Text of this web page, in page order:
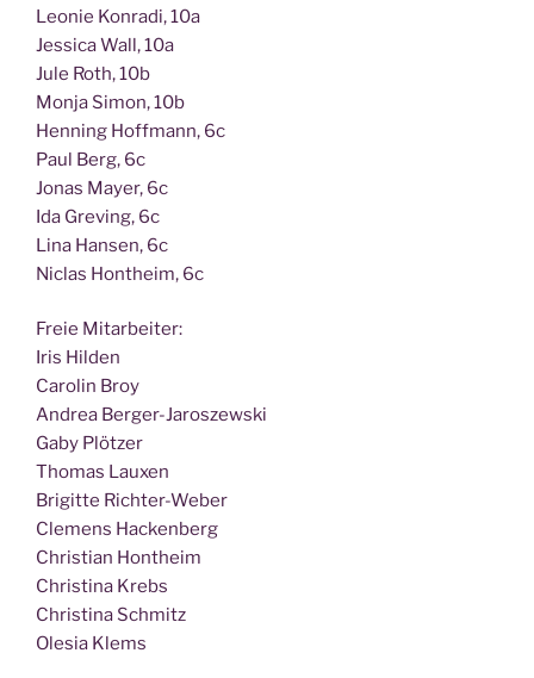
Leo­nie Kon­ra­di, 10a
Jes­si­ca Wall, 10a
Jule Roth, 10b
Mon­ja Simon, 10b
Hen­ning Hoff­mann, 6c
Paul Berg, 6c
Jonas May­er, 6c
Ida Gre­ving, 6c
Lina Han­sen, 6c
Nic­las Hont­heim, 6c
Freie Mit­ar­bei­ter:
Iris Hilden
Caro­lin Broy
Andrea Berger-Jaroszewski
Gaby Plötzer
Tho­mas Lauxen
Bri­git­te Richter-Weber
Cle­mens Hackenberg
Chris­ti­an Hontheim
Chris­ti­na Krebs
Chris­ti­na Schmitz
Ole­sia Klems